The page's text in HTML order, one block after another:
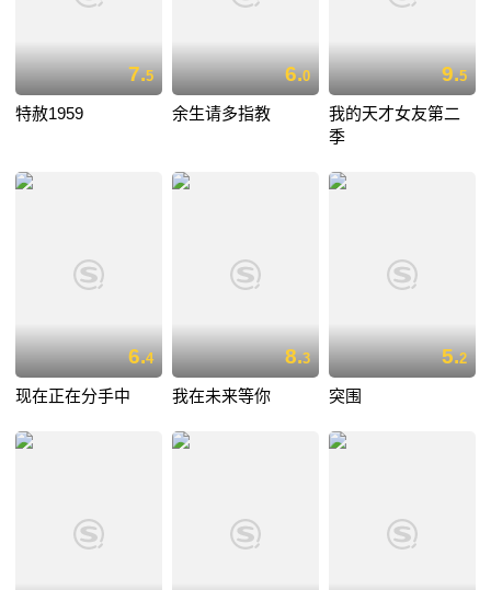
7.5
特赦1959
6.0
余生请多指教
9.5
我的天才女友第二
季
6.4
现在正在分手中
8.3
我在未来等你
5.2
突围